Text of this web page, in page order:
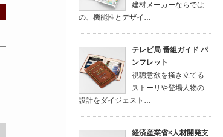
建材メーカーならでは
の、機能性とデザイ…
テレビ局 番組ガイド パ
ンフレット
視聴意欲を掻き立てる
ストーリや登場人物の
設計をダイジェスト…
経済産業省×人材開発支